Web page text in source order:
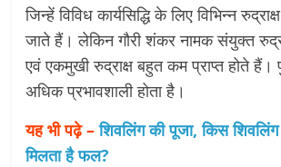
जिन्हें विविध कार्यसिद्धि के लिए विभिन्न
जाते हैं। लेकिन गौरी शंकर नामक संयुक्त
एवं एकमुखी रुद्राक्ष बहुत कम प्राप्त होते हैं।
अधिक प्रभावशाली होता है।
यह भी पढ़े – शिवलिंग की पूजा, किस
मिलता है फल?